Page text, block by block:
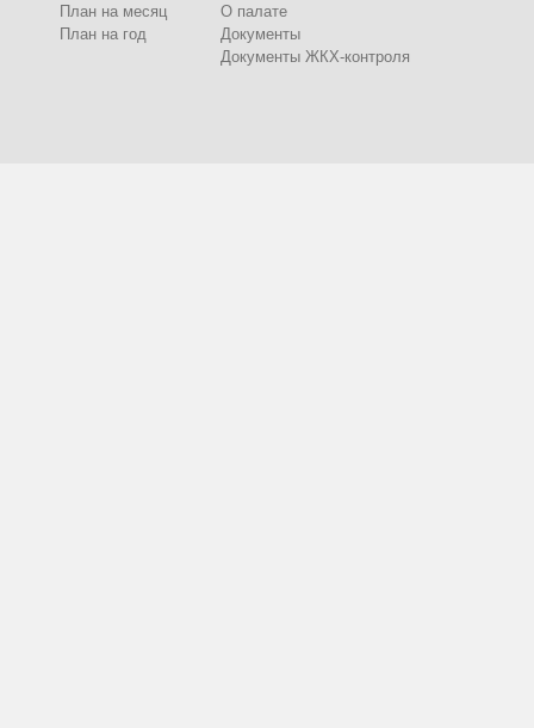
План на месяц
План на год
О палате
Документы
Документы ЖКХ-контроля